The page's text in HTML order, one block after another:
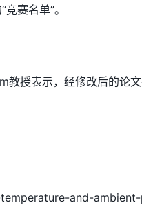
赛名单”。
教授表示，经修改后的论
and-ambient-